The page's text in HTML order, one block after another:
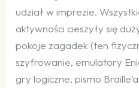
udział w imprezie.
aktywności cieszyły się
pokoje zagadek (ten
szyfrowanie, emulatory
gry logiczne, pismo